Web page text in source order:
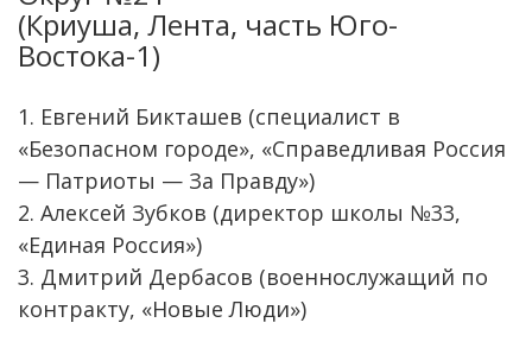
(Криуша, Лента, часть Юго-
Востока-1)
1. Евгений Бикташев (специалист в
«Безопасном городе», «Справедливая Россия
— Патриоты — За Правду»)
2. Алексей Зубков (директор школы №33,
«Единая Россия»)
3. Дмитрий Дербасов (военнослужащий по
контракту, «Новые Люди»)